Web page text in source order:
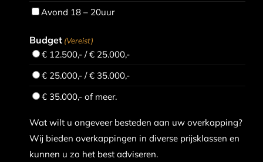
Avond 18 – 20uur
Budget (Vereist)
€ 12.500,- / € 25.000,-
€ 25.000,- / € 35.000,-
€ 35.000,- of meer.
Wat wilt u ongeveer besteden aan uw overkapping?
Wij bieden overkappingen in diverse prijsklassen en
kunnen u zo het best adviseren.